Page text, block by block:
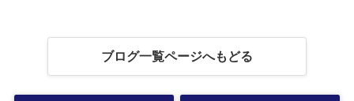
ブログ一覧ページへもどる